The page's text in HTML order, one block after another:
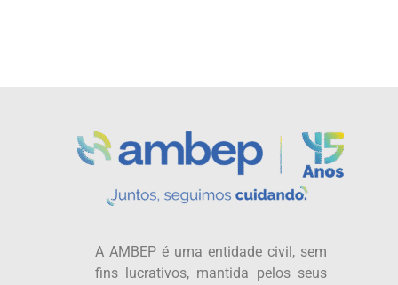
A AMBEP é uma entidade civil, sem
fins lucrativos, mantida pelos seus